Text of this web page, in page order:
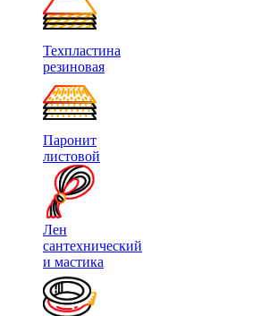
Техпластина
резиновая
Паронит
листовой
Лен
сантехнический
и мастика